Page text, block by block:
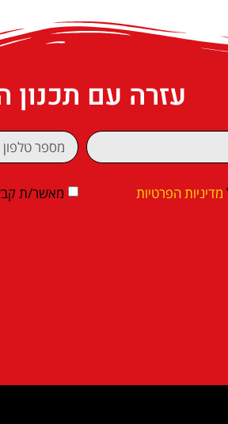
עזרה עם
מדיניות הפרטיות מאשר/ת